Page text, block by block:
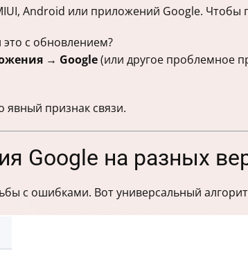
Android или приложений Google. Чтобы
с обновлением?
→ Google(или другое проблемное
явный признак связи.
Google на разных
с ошибками. Вот универсальный